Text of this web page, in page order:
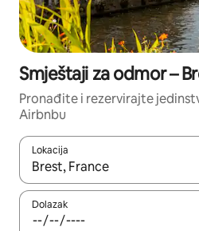
Smještaji za odmor –
Pronađite i rezervirajte
Airbnbu
Lokacija
Kada budu dostupni rezultati,
Dolazak